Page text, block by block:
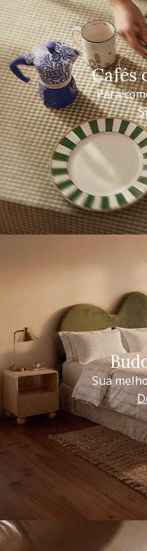
Cafés
Para
Sua